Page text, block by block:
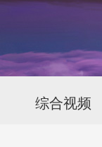
综合视频